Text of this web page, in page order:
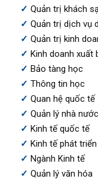
Quản trị khách
Quản trị dịch vụ
Quản trị kinh
Kinh doanh xuất
Bảo tàng học
Thông tin học
Quan hệ quốc tế
Quản lý nhà nước
Kinh tế quốc tế
Kinh tế phát triển
Ngành Kinh tế
Quản lý văn hóa